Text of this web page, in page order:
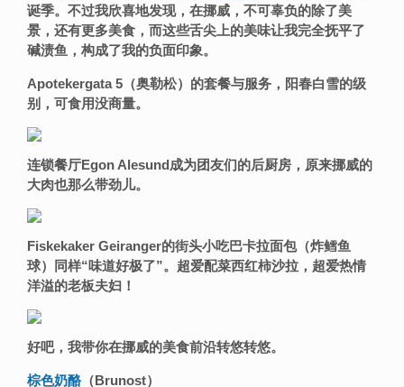
诞季。不过我欣喜地发现， 在挪威，不可辜负的除了美
景，还有更多美食，而这些舌尖上的美味让我完全抚平了
碱渍鱼，构成了我的负面印象。
Apotekergata 5（奥勒松）的套餐与服务，阳春白雪的级
别，可食用没商量。
连锁餐厅Egon Alesund成为团友们的后厨房，原来挪威的
大肉也那么带劲儿。
Fiskekaker Geiranger的街头小吃巴卡拉面包（炸鳕鱼
球）同样“味道好极了”。超爱配菜西红柿沙拉，超爱热情
洋溢的老板夫妇！
好吧，我带你在挪威的美食前沿转悠转悠。
棕色奶酪（Brunost）